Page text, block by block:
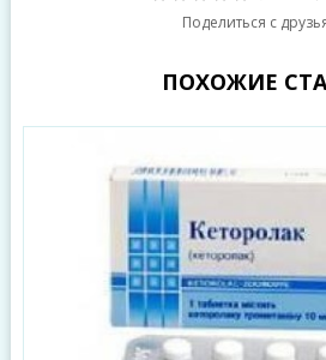
Поделиться с
ПОХОЖИЕ